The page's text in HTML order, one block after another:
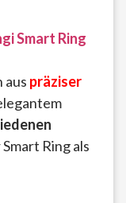
Smart Ring
aus präziser
Ring als